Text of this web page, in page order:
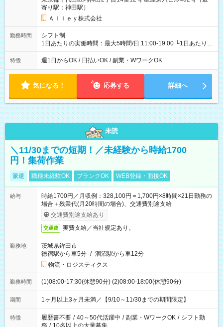
寄り駅：神田駅）
Ａｌｌｅｙ株式会社
勤務時間
シフト制
1日あたりの実働時間：最大5時間/日 11:00-19:00 └1日あたりの
実働時間：1-5時間 └上記の時間帯内であれば、いつでも勤務可
能！ └平日・土曜日の中で、お好きな曜日でご勤務いただけま
18:00 などのように、自由な働き方が可能なお仕事です！
特徴 週1日からOK / 日払いOK / 副業・WワークOK
気になる！ 応募する 詳細へ
未読
＼11/30までの短期！／未経験から時給1700
円！集荷作業
派遣 職種未経験OK ブランクOK WEB登録・面接OK
給与
時給1700円／月収例：328,100円＝1,700円×8時間×21日勤務の
場合＋残業代(月20時間の場合)、交通費別途支給
交通費別途支給あり
交通費 実費支給／当社規定あり。
勤務地
茨城県鉾田市
徳宿駅から車5分 / 涸沼駅から車12分
物流・ロジスティクス
勤務時間 (1)08:00-17:30(休憩90分) (2)08:00-18:00(休憩90分)
期間 1ヶ月以上3ヶ月未満／【9/10～11/30までの期間限定】
特徴 履歴書不要 / 40～50代活躍中 / 副業・WワークOK / シフト勤
務 / 10名以上の大量募集